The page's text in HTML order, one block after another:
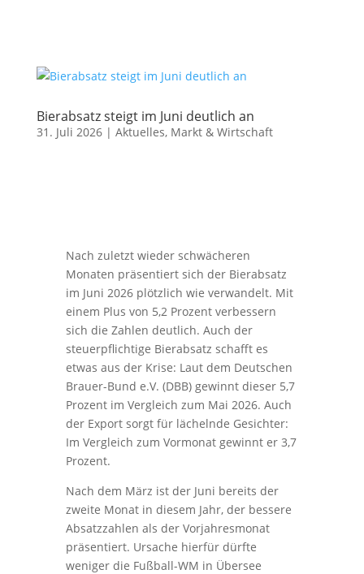
Bierabsatz steigt im Juni deutlich an
31. Juli 2026| Aktuelles, Markt & Wirtschaft
Nach zuletzt wieder schwächeren
Monaten präsentiert sich der Bierabsatz
im Juni 2026 plötzlich wie verwandelt. Mit
einem Plus von 5,2 Prozent verbessern
sich die Zahlen deutlich. Auch der
steuerpflichtige Bierabsatz schafft es
etwas aus der Krise: Laut dem Deutschen
Brauer-Bund e.V. (DBB) gewinnt dieser 5,7
Prozent im Vergleich zum Mai 2026. Auch
der Export sorgt für lächelnde Gesichter:
Im Vergleich zum Vormonat gewinnt er 3,7
Prozent.
Nach dem März ist der Juni bereits der
zweite Monat in diesem Jahr, der bessere
Absatzzahlen als der Vorjahresmonat
präsentiert. Ursache hierfür dürfte
weniger die Fußball-WM in Übersee